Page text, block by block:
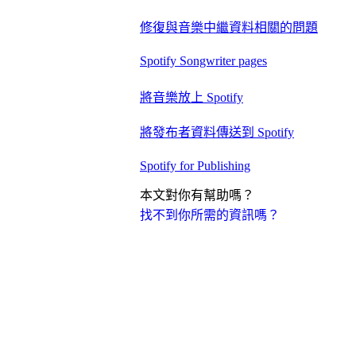
找不到你所需的資訊嗎？
修復與音樂中繼資料相關的問題
Spotify Songwriter pages
將音樂放上 Spotify
將發布者資料傳送到 Spotify
Spotify for Publishing
本文對你有幫助嗎？